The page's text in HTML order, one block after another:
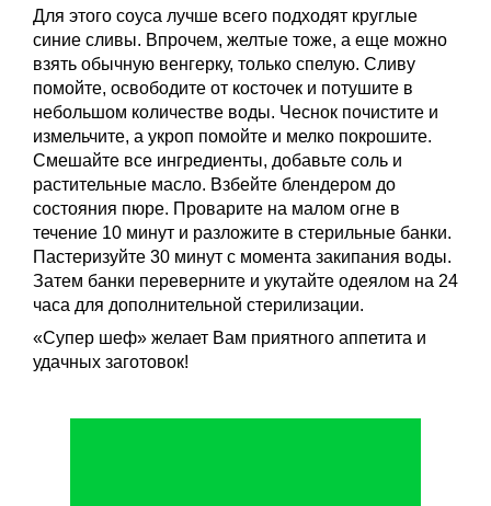
Для этого соуса лучше всего подходят круглые
синие сливы. Впрочем, желтые тоже, а еще можно
взять обычную венгерку, только спелую. Сливу
помойте, освободите от косточек и потушите в
небольшом количестве воды. Чеснок почистите и
измельчите, а укроп помойте и мелко покрошите.
Смешайте все ингредиенты, добавьте соль и
растительные масло. Взбейте блендером до
состояния пюре. Проварите на малом огне в
течение 10 минут и разложите в стерильные банки.
Пастеризуйте 30 минут с момента закипания воды.
Затем банки переверните и укутайте одеялом на 24
часа для дополнительной стерилизации.
«Супер шеф» желает Вам приятного аппетита и
удачных заготовок!